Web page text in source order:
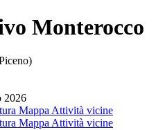
Monterocco
2026
Mappa Attività vicine
Mappa Attività vicine